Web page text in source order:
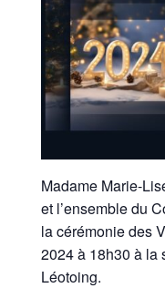
Madame Marie-
et l’ensemble du
la cérémonie des
2024 à 18h30 à la
Léotoing.